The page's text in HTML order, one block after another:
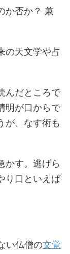
か否か？ 兼
の天文学や占
んだところで
明が口からで
が、なす術も
かす。逃げら
り口といえば
い仏僧の文覚